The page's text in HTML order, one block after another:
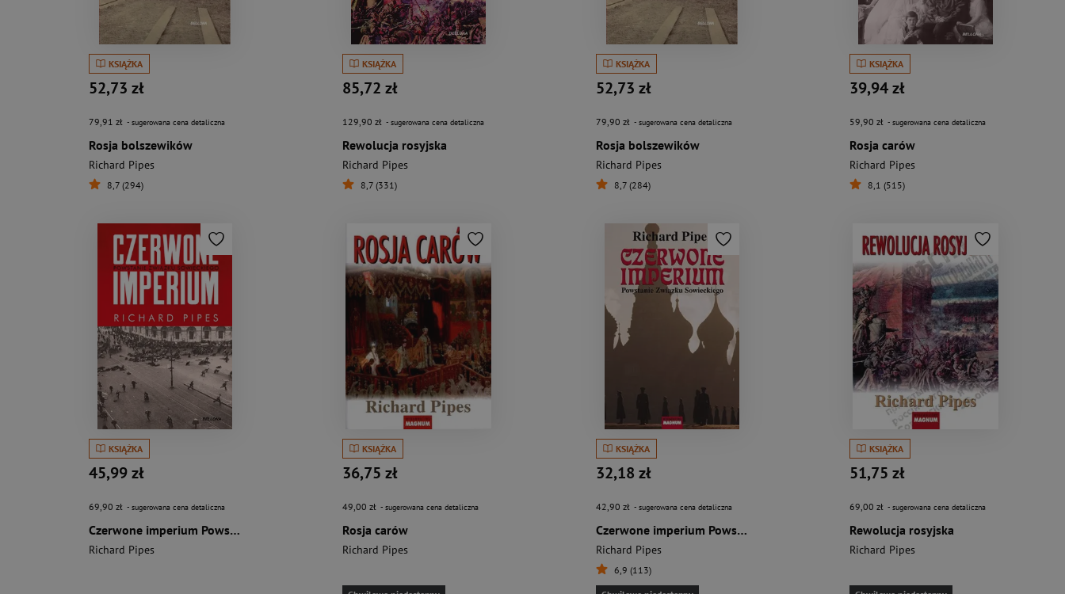
KSIĄŻKA
52,73 zł
79,91 zł - sugerowana cena detaliczna
Rosja bolszewików
Richard Pipes
8,7 (294)
KSIĄŻKA
85,72 zł
129,90 zł - sugerowana cena detaliczna
Rewolucja rosyjska
Richard Pipes
8,7 (331)
KSIĄŻKA
52,73 zł
79,90 zł - sugerowana cena detaliczna
Rosja bolszewików
Richard Pipes
8,7 (284)
KSIĄŻKA
39,94 zł
59,90 zł - sugerowana cena detaliczna
Rosja carów
Richard Pipes
8,1 (515)
KSIĄŻKA
45,99 zł
69,90 zł - sugerowana cena detaliczna
Czerwone imperium Powstanie Związku Sowieckieg
Richard Pipes
KSIĄŻKA
36,75 zł
49,00 zł - sugerowana cena detaliczna
Rosja carów
Richard Pipes
KSIĄŻKA
32,18 zł
42,90 zł - sugerowana cena detaliczna
Czerwone imperium Powstanie Związku Sowieckiego
Richard Pipes
6,9 (113)
KSIĄŻKA
51,75 zł
69,00 zł - sugerowana cena detaliczna
Rewolucja rosyjska
Richard Pipes